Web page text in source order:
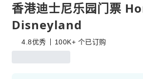
香港迪士尼乐园门票
Disneyland
4.8优秀 100K+ 个已订购